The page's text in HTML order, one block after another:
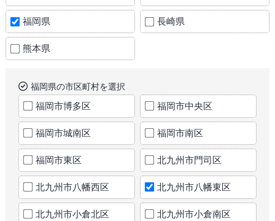
福岡県 長崎県
熊本県
福岡県の市区町村を選択
福岡市博多区 福岡市中央区
福岡市城南区 福岡市南区
福岡市東区 北九州市門司区
北九州市八幡西区 北九州市八幡東区
北九州市小倉北区 北九州市小倉南区